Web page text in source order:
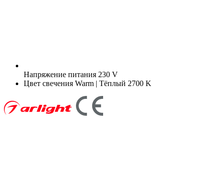
Напряжение питания 230 V
Цвет свечения Warm | Тёплый 2700 K